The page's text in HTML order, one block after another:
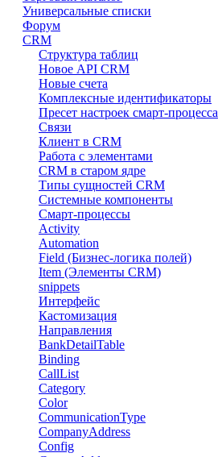
Универсальные списки
Форум
CRM
Структура таблиц
Новое API CRM
Новые счета
Комплексные идентификаторы
Пресет настроек смарт-процесса
Связи
Клиент в CRM
Работа с элементами
CRM в старом ядре
Типы сущностей CRM
Системные компоненты
Смарт-процессы
Activity
Automation
Field (Бизнес-логика полей)
Item (Элементы CRM)
snippets
Интерфейс
Кастомизация
Направления
BankDetailTable
Binding
CallList
Category
Color
CommunicationType
CompanyAddress
Config